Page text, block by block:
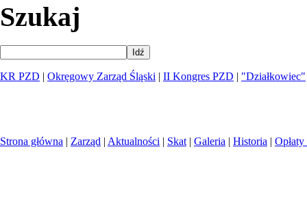
Szukaj
Idź
KR PZD | Okręgowy Zarząd Śląski | II Kongres PZD | "Działkowiec"
Strona główna | Zarząd | Aktualności | Skat | Galeria | Historia |